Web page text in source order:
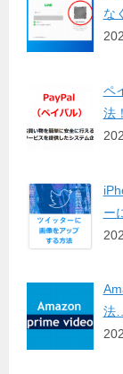
な
ペ
法！
ー
法